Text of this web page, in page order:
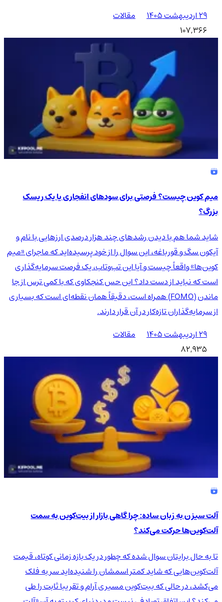
۲۹ اردیبهشت ۱۴۰۵
مقالات
107,366
میم کوین چیست؟ فرصتی برای سودهای انفجاری یا یک ریسک
بزرگ؟
شاید شما هم با دیدن رشدهای چند هزار درصدی ارزهایی با نام و
آیکون سگ و قورباغه، این سوال را از خود پرسیده‌اید که ماجرای «میم
کوین‌ها» واقعاً چیست و آیا این تب‌وتاب، یک فرصت سرمایه‌گذاری
است که نباید از دست داد؟ این حس کنجکاوی که با کمی ترس از جا
ماندن (FOMO) همراه است، دقیقاً همان نقطه‌ای است که بسیاری
از سرمایه‌گذاران تازه‌کار در آن قرار دارند.
۲۹ اردیبهشت ۱۴۰۵
مقالات
82,935
آلت سیزن به زبان ساده: چرا گاهی بازار از بیت‌کوین به سمت
آلت‌کوین‌ها حرکت می‌کند؟
تا به حال برایتان سوال شده که چطور در یک بازه زمانی کوتاه، قیمت
آلت‌کوین‌هایی که شاید کمتر اسمشان را شنیده‌اید سر به فلک
می‌کشد، در حالی که بیت‌کوین مسیری آرام و تقریبا ثابت را طی